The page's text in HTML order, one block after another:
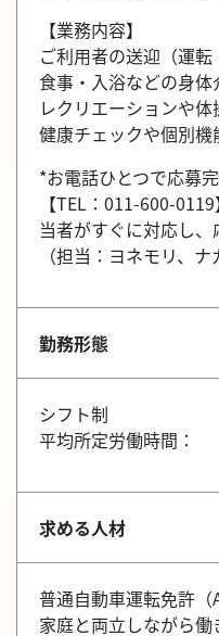
【業務内容】
ご利用者の送迎（運転
食事・入浴などの身体
レクリエーションや体
健康チェックや個別機
*お電話ひとつで応募
【TEL：011-600-
当者がすぐに対応し、
（担当：ヨネモリ、ナ
勤務形態
シフト制
平均所定労働時間：
求める人材
普通自動車運転免許（
家庭と両立しながら働